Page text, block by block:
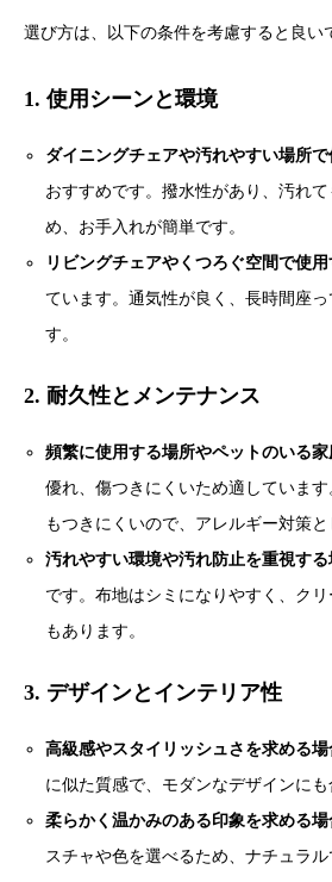
選び方は、以下の条件を考慮すると良い
1. 使用シーンと環境
ダイニングチェアや汚れやすい場所
おすすめです。撥水性があり、汚れ
め、お手入れが簡単です。
リビングチェアやくつろぐ空間で使
ています。通気性が良く、長時間座
す。
2. 耐久性とメンテナンス
頻繁に使用する場所やペットのいる家
優れ、傷つきにくいため適していま
もつきにくいので、アレルギー対策と
汚れやすい環境や汚れ防止を重視する
です。布地はシミになりやすく、ク
もあります。
3. デザインとインテリア性
高級感やスタイリッシュさを求める場
に似た質感で、モダンなデザインにも
柔らかく温かみのある印象を求める場
スチャや色を選べるため、ナチュラ